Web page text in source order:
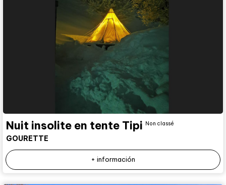
Nuit insolite en tente Tipi Non classé
GOURETTE
+ información